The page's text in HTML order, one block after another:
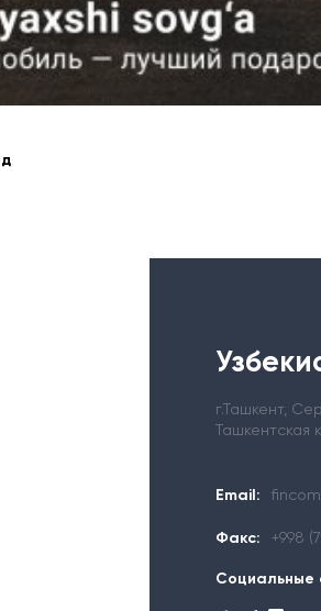
г.Ташкент,
Ташкентская
Email:
Факс: +998
Социальные